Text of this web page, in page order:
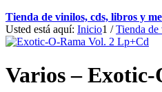
Tienda de vinilos, cds, libros y
Usted está aquí: Inicio1 / Tienda
Varios –